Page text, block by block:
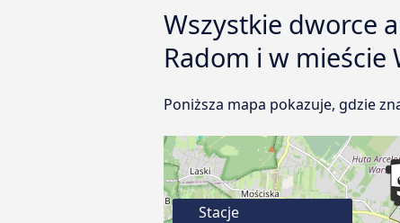
Wszystkie dworce
Radom i w mieście
Poniższa mapa pokazuje, gdzie
Stacje